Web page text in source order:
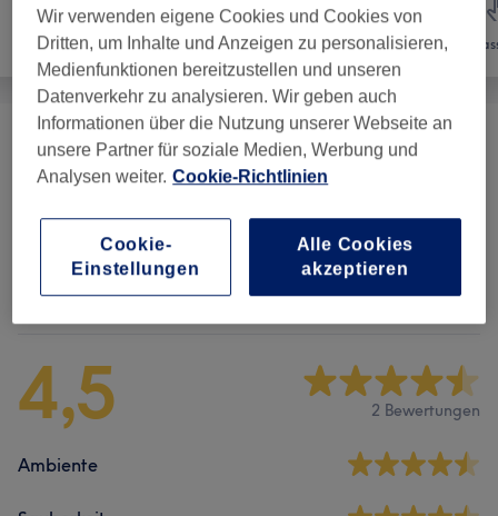
Nägel Gesicht
Gesichtsbehandlungen (8) ab 60 €
Salonbewertungen
4,5 2 Bewertungen
Ambiente
Wir verwenden eigene Cookies und Cookies von
Dritten, um Inhalte und Anzeigen zu personalisieren,
Medienfunktionen bereitzustellen und unseren
Datenverkehr zu analysieren. Wir geben auch
Informationen über die Nutzung unserer Webseite an
unsere Partner für soziale Medien, Werbung und
Analysen weiter. Cookie-Richtlinien
Cookie-
Einstellungen
Alle Cookies
akzeptieren